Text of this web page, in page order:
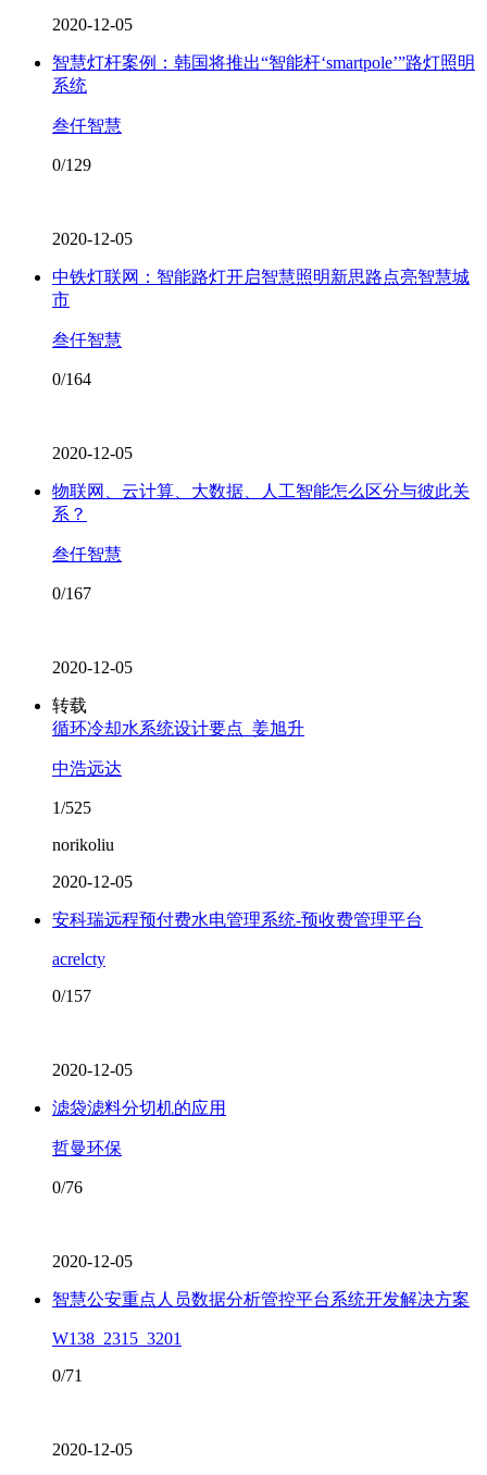
2020-12-05
智慧灯杆案例：韩国将推出“智能杆‘smartpole’”路灯照明
系统
叁仟智慧
0/129
2020-12-05
中铁灯联网：智能路灯开启智慧照明新思路点亮智慧城
市
叁仟智慧
0/164
2020-12-05
物联网、云计算、大数据、人工智能怎么区分与彼此关
系？
叁仟智慧
0/167
2020-12-05
转载
循环冷却水系统设计要点_姜旭升
中浩远达
1/525
norikoliu
2020-12-05
安科瑞远程预付费水电管理系统-预收费管理平台
acrelcty
0/157
2020-12-05
滤袋滤料分切机的应用
哲曼环保
0/76
2020-12-05
智慧公安重点人员数据分析管控平台系统开发解决方案
W138_2315_3201
0/71
2020-12-05